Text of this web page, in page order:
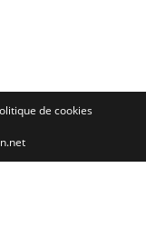
de cookies